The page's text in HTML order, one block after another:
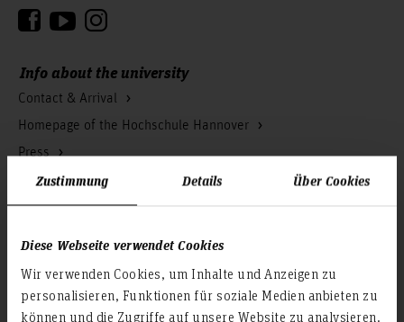
Zustimmung Details Über Cookies
Diese Webseite verwendet Cookies
Wir verwenden Cookies, um Inhalte und Anzeigen zu
personalisieren, Funktionen für soziale Medien anbieten zu
können und die Zugriffe auf unsere Website zu analysieren.
Info about the university
Contact & Arrival
Homepage of the Hochschule Hannover
Press
Search for persons
Career
Service & Organisation
Academic Affairs
Advisory Board